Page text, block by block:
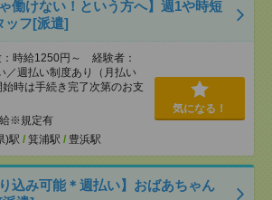
働けない！という方へ】週1や時短
ッフ[派遣]
：時給1250円～ 経験者：
週払い制度あり（月払い
時は手続き完了次第のお支
※規定有
)駅 / 箕浦駅 / 豊浜駅
気になる！
込み可能＊週払い】おばあちゃん